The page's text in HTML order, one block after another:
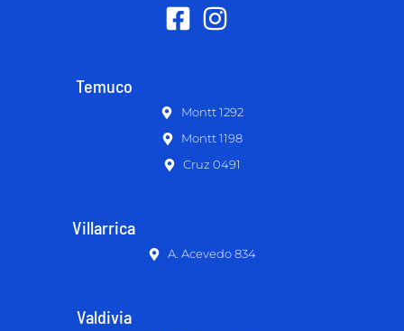
Temuco
Montt 1292
Montt 1198
Cruz 0491
Villarrica
A. Acevedo 834
Valdivia